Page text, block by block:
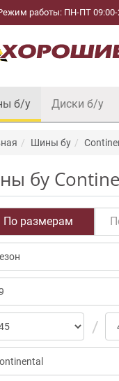
работы: ПН-ПТ 09:00-
б/у Диски б/у
Шины бу
бу
По размерам